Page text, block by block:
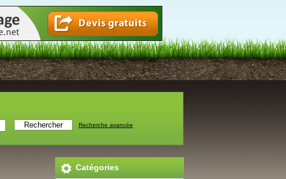
Recherche avancée
Catégories